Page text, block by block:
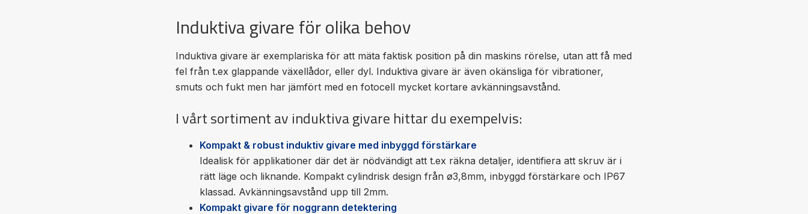
Induktiva givare för olika behov
Induktiva givare är exemplariska för att mäta faktisk position på din maskins rörelse, utan att få med
fel från t.ex glappande växellådor, eller dyl. Induktiva givare är även okänsliga för vibrationer,
smuts och fukt men har jämfört med en fotocell mycket kortare avkänningsavstånd.
I vårt sortiment av induktiva givare hittar du exempelvis:
Kompakt & robust induktiv givare med inbyggd förstärkare
Idealisk för applikationer där det är nödvändigt att t.ex räkna detaljer, identifiera att skruv är i
rätt läge och liknande. Kompakt cylindrisk design från ø3,8mm, inbyggd förstärkare och IP67
klassad. Avkänningsavstånd upp till 2mm.
Kompakt givare för noggrann detektering